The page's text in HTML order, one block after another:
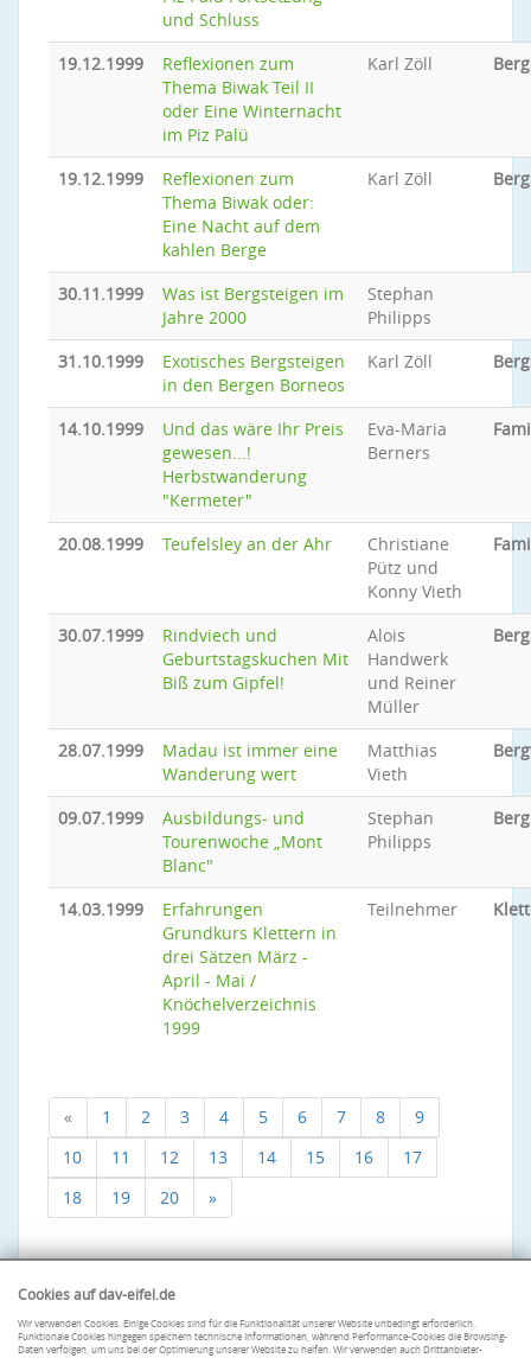
und Schluss
19.12.1999
Reflexionen zum
Thema Biwak Teil II
oder Eine Winternacht
im Piz Palü
Karl Zöll
19.12.1999
Reflexionen zum
Thema Biwak oder:
Eine Nacht auf dem
kahlen Berge
Karl Zöll
30.11.1999
Was ist Bergsteigen im
Jahre 2000
Stephan
Philipps
31.10.1999
Exotisches Bergsteigen
in den Bergen Borneos
Karl Zöll
14.10.1999
Und das wäre Ihr Preis
gewesen...!
Herbstwanderung
"Kermeter"
Eva-Maria
Berners
20.08.1999 Teufelsley an der Ahr
Christiane
Pütz und
Konny Vieth
30.07.1999
Rindviech und
Geburtstagskuchen Mit
Biß zum Gipfel!
Alois
Handwerk
und Reiner
Müller
28.07.1999
Madau ist immer eine
Wanderung wert
Matthias
Vieth
09.07.1999
Ausbildungs- und
Tourenwoche „Mont
Blanc"
Stephan
Philipps
14.03.1999
Erfahrungen
Grundkurs Klettern in
drei Sätzen März -
April - Mai /
Knöchelverzeichnis
1999
Teilnehmer
« 1 2 3 4 5 6 7 8
9
10
11 12 13 14 15 16
17
18
19 20 »
Cookies auf dav-eifel.de
Wir verwenden Cookies. Einige Cookies sind für die Funktionalität unserer Website unbedingt erforderlich.
Funktionale Cookies hingegen speichern technische Informationen, während Performance-Cookies die Browsing-
Daten verfolgen, um uns bei der Optimierung unserer Website zu helfen. Wir verwenden auch Drittanbieter-